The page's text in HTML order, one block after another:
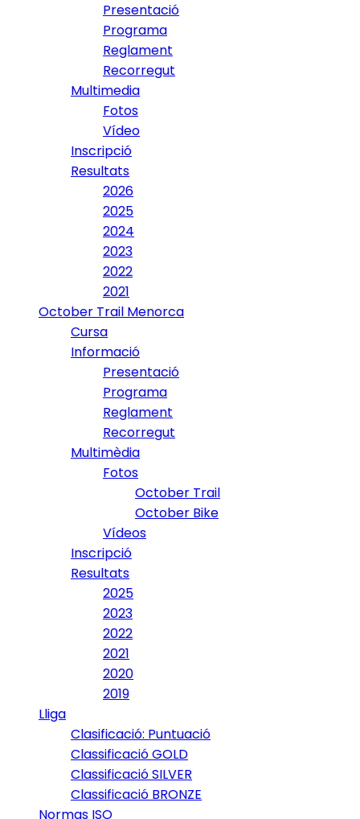
Presentació
Programa
Reglament
Recorregut
Multimedia
Fotos
Vídeo
Inscripció
Resultats
2026
2025
2024
2023
2022
2021
October Trail Menorca
Cursa
Informació
Presentació
Programa
Reglament
Recorregut
Multimèdia
Fotos
October Trail
October Bike
Vídeos
Inscripció
Resultats
2025
2023
2022
2021
2020
2019
Lliga
Clasificació: Puntuació
Classificació GOLD
Classificació SILVER
Classificació BRONZE
Normas ISO